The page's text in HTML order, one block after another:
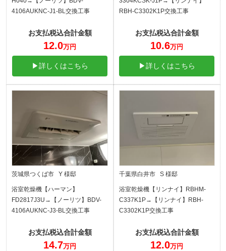
4106AUKNC-J1-BL交換工事
お支払税込合計金額
12.0万円
▶詳しくはこちら
RBH-C3302K1P交換工事
お支払税込合計金額
10.6万円
▶詳しくはこちら
茨城県つくば市 Y 様邸
浴室乾燥機【ハーマン】
FD2817J3U→【ノーリツ】BDV-
4106AUKNC-J3-BL交換工事
お支払税込合計金額
14.7万円
千葉県白井市 S 様邸
浴室乾燥機【リンナイ】RBHM-
C337K1P→【リンナイ】RBH-
C3302K1P交換工事
お支払税込合計金額
12.0万円